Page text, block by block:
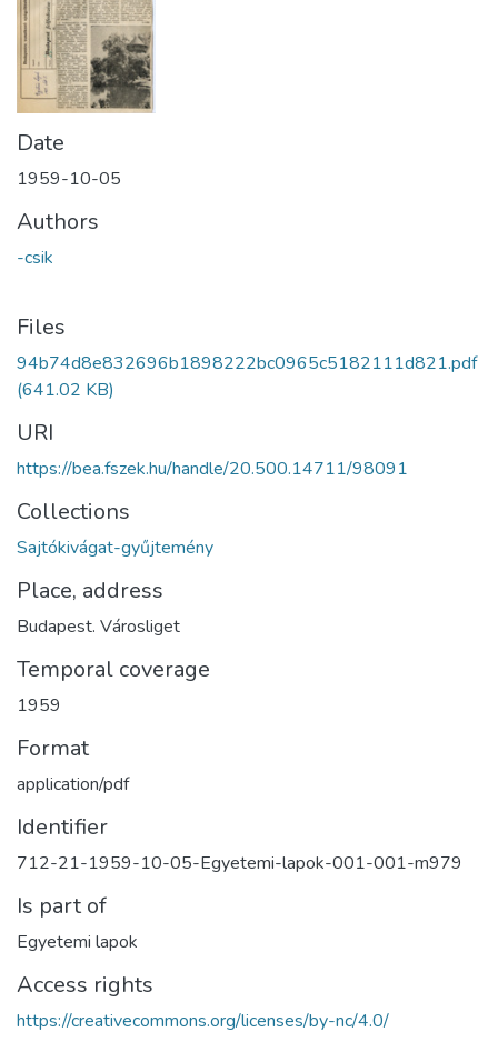
Date
1959-10-05
Authors
-csik
Files
94b74d8e832696b1898222bc0965c5182111d821.pdf
(641.02 KB)
URI
https://bea.fszek.hu/handle/20.500.14711/98091
Collections
Sajtókivágat-gyűjtemény
Place, address
Budapest. Városliget
Temporal coverage
1959
Format
application/pdf
Identifier
712-21-1959-10-05-Egyetemi-lapok-001-001-m979
Is part of
Egyetemi lapok
Access rights
https://creativecommons.org/licenses/by-nc/4.0/